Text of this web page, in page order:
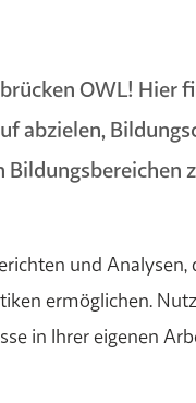
OWL! Hier
abzielen,
und
ermöglichen.
in Ihrer eigenen